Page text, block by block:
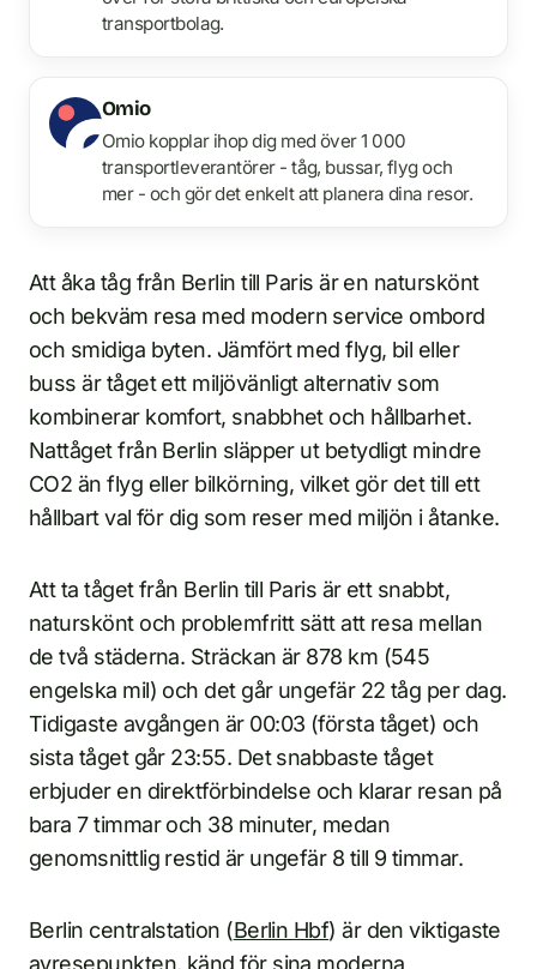
transportbolag.
Omio
Omio kopplar ihop dig med över 1 000
transportleverantörer - tåg, bussar, flyg och
mer - och gör det enkelt att planera dina resor.
Att åka tåg från Berlin till Paris är en naturskönt
och bekväm resa med modern service ombord
och smidiga byten. Jämfört med flyg, bil eller
buss är tåget ett miljövänligt alternativ som
kombinerar komfort, snabbhet och hållbarhet.
Nattåget från Berlin släpper ut betydligt mindre
CO2 än flyg eller bilkörning, vilket gör det till ett
hållbart val för dig som reser med miljön i åtanke.
Att ta tåget från Berlin till Paris är ett snabbt,
naturskönt och problemfritt sätt att resa mellan
de två städerna. Sträckan är 878 km (545
engelska mil) och det går ungefär 22 tåg per dag.
Tidigaste avgången är 00:03 (första tåget) och
sista tåget går 23:55. Det snabbaste tåget
erbjuder en direktförbindelse och klarar resan på
bara 7 timmar och 38 minuter, medan
genomsnittlig restid är ungefär 8 till 9 timmar.
Berlin centralstation (Berlin Hbf) är den viktigaste
avresepunkten, känd för sina moderna